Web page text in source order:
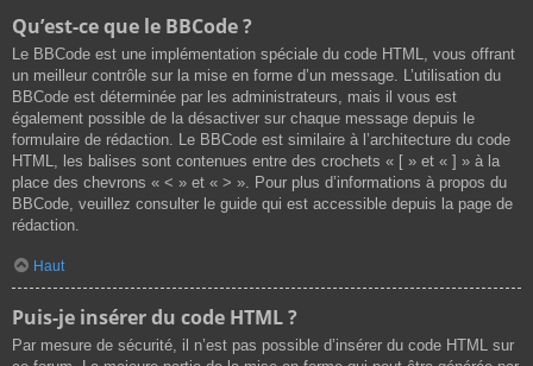
Qu’est-ce que le BBCode ?
Le BBCode est une implémentation spéciale du code HTML, vous offrant
un meilleur contrôle sur la mise en forme d’un message. L’utilisation du
BBCode est déterminée par les administrateurs, mais il vous est
également possible de la désactiver sur chaque message depuis le
formulaire de rédaction. Le BBCode est similaire à l’architecture du code
HTML, les balises sont contenues entre des crochets « [ » et « ] » à la
place des chevrons « < » et « > ». Pour plus d’informations à propos du
BBCode, veuillez consulter le guide qui est accessible depuis la page de
rédaction.
Haut
Puis-je insérer du code HTML ?
Par mesure de sécurité, il n’est pas possible d’insérer du code HTML sur